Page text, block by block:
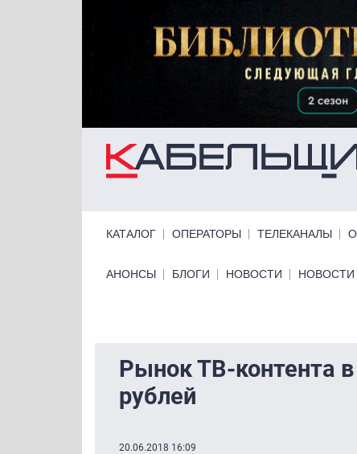
КАТАЛОГ ОПЕРАТОРЫ ТЕЛЕКАНАЛЫ
Primary links bottom
АНОНСЫ БЛОГИ НОВОСТИ НОВОСТИ
Рынок ТВ-контента
рублей
20.06.2018 16:09